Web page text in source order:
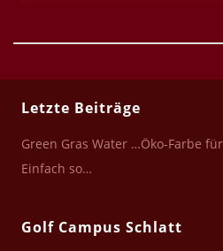
Letzte Beiträge
Green Gras Water …Öko-Farbe
Einfach so…
Golf Campus Schlatt